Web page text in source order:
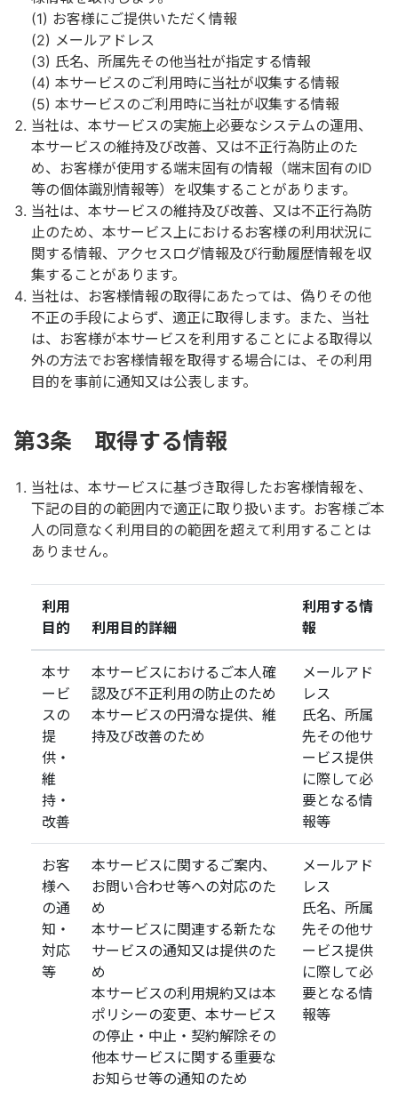
お客様にご提供いただく情報
メールアドレス
氏名、所属先その他当社が指定する情報
本サービスのご利用時に当社が収集する情報
本サービスのご利用時に当社が収集する情報
当社は、本サービスの実施上必要なシステムの運用、
本サービスの維持及び改善、又は不正行為防止のた
め、お客様が使用する端末固有の情報（端末固有のID
等の個体識別情報等）を収集することがあります。
当社は、本サービスの維持及び改善、又は不正行為防
止のため、本サービス上におけるお客様の利用状況に
関する情報、アクセスログ情報及び行動履歴情報を収
集することがあります。
当社は、お客様情報の取得にあたっては、偽りその他
不正の手段によらず、適正に取得します。また、当社
は、お客様が本サービスを利用することによる取得以
外の方法でお客様情報を取得する場合には、その利用
目的を事前に通知又は公表します。
第3条 取得する情報
当社は、本サービスに基づき取得したお客様情報を、
下記の目的の範囲内で適正に取り扱います。お客様ご本
人の同意なく利用目的の範囲を超えて利用することは
ありません。
利用
目的
利用目的詳細
利用する情
報
本サ
ービ
スの
提
供・
維
持・
改善
本サービスにおけるご本人確
認及び不正利用の防止のため
本サービスの円滑な提供、維
持及び改善のため
メールアド
レス
氏名、所属
先その他サ
ービス提供
に際して必
要となる情
報等
お客
様へ
の通
知・
対応
等
本サービスに関するご案内、
お問い合わせ等への対応のた
め
本サービスに関連する新たな
サービスの通知又は提供のた
め
本サービスの利用規約又は本
ポリシーの変更、本サービス
の停止・中止・契約解除その
他本サービスに関する重要な
お知らせ等の通知のため
メールアド
レス
氏名、所属
先その他サ
ービス提供
に際して必
要となる情
報等